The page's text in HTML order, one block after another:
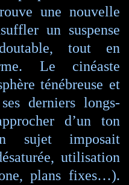
une nouvelle
un suspense
tout en
Le cinéaste
ténébreuse et
derniers longs-
d’un ton
sujet imposait
utilisation
plans fixes…).